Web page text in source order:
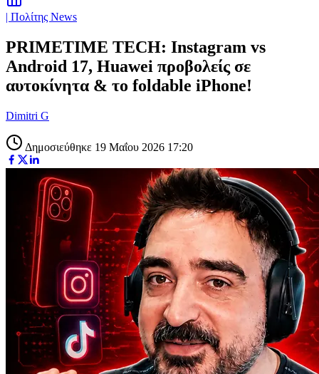
| Πολίτης News
PRIMETIME TECH: Instagram vs
Android 17, Huawei προβολείς σε
αυτοκίνητα & το foldable iPhone!
Dimitri G
Δημοσιεύθηκε 19 Μαΐου 2026 17:20